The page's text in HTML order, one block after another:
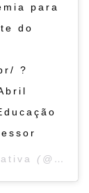
para
do
?
(@cultura_alternativa) on